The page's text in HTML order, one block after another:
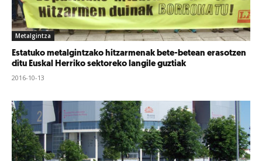
Metalgintza
Estatuko metalgintzako hitzarmenak bete-betean erasotzen
ditu Euskal Herriko sektoreko langile guztiak
2016-10-13